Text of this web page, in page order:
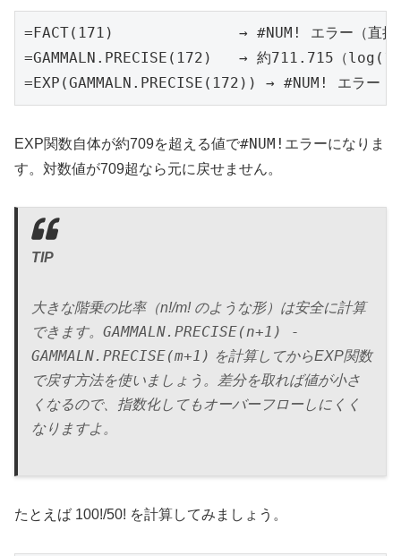
=FACT(171)              → #NUM! エラー（直接の
=GAMMALN.PRECISE(172)   → 約711.715（
=EXP(GAMMALN.PRECISE(172)) → #NUM! エラー（
EXP関数自体が約709を超える値で#NUM! エラーになりま
す。対数値が709超なら元に戻せません。
TIP
大きな階乗の比率（n!/m! のような形）は安全に計算
できます。 GAMMALN.PRECISE(n+1) -
GAMMALN.PRECISE(m+1) を計算してからEXP関数
で戻す方法を使いましょう。差分を取れば値が小さ
くなるので、指数化してもオーバーフローしにくく
なりますよ。
たとえば 100!/50! を計算してみましょう。